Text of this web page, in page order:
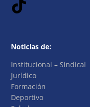
Noticias de:
Institucional – Sindical
Jurídico
Formación
Deportivo